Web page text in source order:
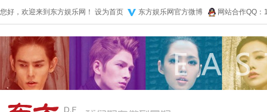
您好，欢迎来到东方娱乐网！ 设为首页 东方娱乐网官方微博 网站合作QQ